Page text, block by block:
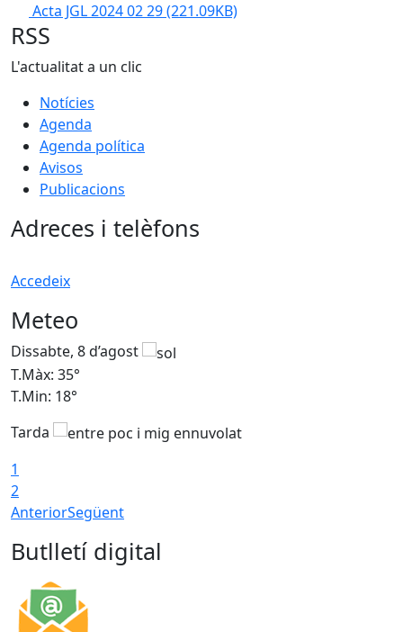
Acta JGL 2024 02 29(221.09KB)
RSS
L'actualitat a un clic
Notícies
Agenda
Agenda política
Avisos
Publicacions
Adreces i telèfons
Accedeix
Meteo
Dissabte, 8 d’agost
T.Màx: 35°
T.Min: 18°
Tarda
1
2
AnteriorSegüent
Butlletí digital